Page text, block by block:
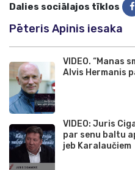
Dalies sociālajos tīklos
Pēteris Apinis iesaka
VIDEO. “Manas
Alvis Hermanis
VIDEO: Juris
par senu baltu
jeb Karalaučiem